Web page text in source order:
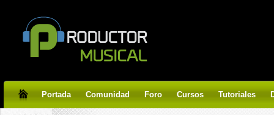
Portada Comunidad Foro Cursos Tutoriales